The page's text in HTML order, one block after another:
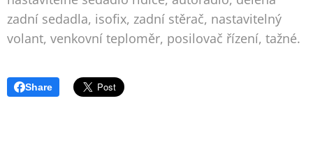
zadní sedadla, isofix, zadní stěrač, nastavitelný
volant, venkovní teploměr, posilovač řízení, tažné.
Share